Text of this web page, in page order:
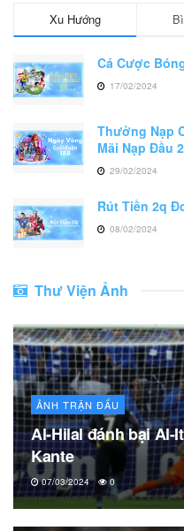
Xu Hướng
Cá Cược
17/02/2024
Thưởng Nạp
Mãi Nạp Đầu
29/02/2024
Rút Tiền 2q
08/02/2024
Thư Viện Ảnh
ẢNH TRẬN ĐẤU
Al-Hilal đánh bại Al-
Kante
07/03/2024 0